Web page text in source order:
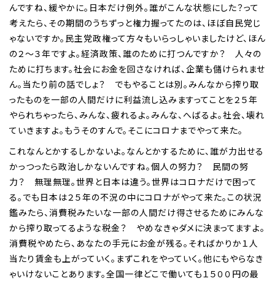
んですね、緩やかに。日本だけ例外。誰がこんな状態にした？って
考えたら、その期間のうちずっと権力握ってたのは、ほぼ自民党じ
ゃないですか。民主党政権って方々もいらっしゃいましたけど、ほん
の２～３年ですよ。経済政策、誰のために打つんですか？ 人々の
ために打ちます。社会にお金を回さなければ、企業も儲けられませ
ん。当たり前の話でしょ？ でもやることは別。みんなから搾り取
ったものを一部の人間だけに利益流し込みますってことを２５年
やられちゃったら、みんな、疲れるよ。みんな、へばるよ。社会、壊れ
ていきますよ。もうそのすんで。そこにコロナまでやって来た。
これなんとかするしかないよ。なんとかするために、誰が力出せる
かっつったら政治しかないんですね。個人の努力？ 民間の努
力？ 無理無理。世界と日本は違う。世界はコロナだけで困って
る。でも日本は２５年の不況の中にコロナがやって来た。この状況
鑑みたら、消費税みたいな一部の人間だけ得させるためにみんな
から搾り取ってるような税金？ やめなきゃダメに決まってますよ。
消費税やめたら、あなたの手元にお金が残る。そればかりか１人
当たり賃金も上がっていく。まずこれをやっていく。他にもやらなき
ゃいけないことあります。全国一律どこで働いても１５００円の最